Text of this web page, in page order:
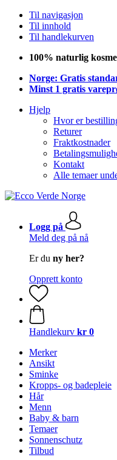
Til navigasjon
Til innhold
Til handlekurven
100% naturlig
Norge: Gratis
Minst 1 gratis
Hjelp
Hvor er
Returer
Fraktkostnader
Kontakt
Alle temaer
Logg på
Meld deg på nå
Er du ny her?
Opprett konto
Handlekurv kr 0
Merker
Ansikt
Sminke
Kropps- og badepleie
Hår
Menn
Baby & barn
Temaer
Sonnenschutz
Tilbud